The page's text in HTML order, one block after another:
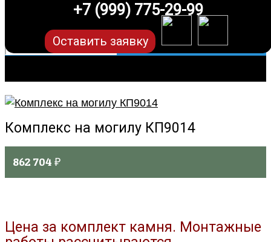
+7 (999) 775-29-99
Оставить заявку
Комплекс на могилу КП9014
862 704 ₽
Цена за комплект камня. Монтажные